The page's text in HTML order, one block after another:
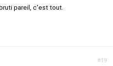
pareil, c'est tout.
#19